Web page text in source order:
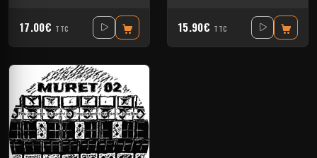
17.00€ TTC 15.90€ TTC